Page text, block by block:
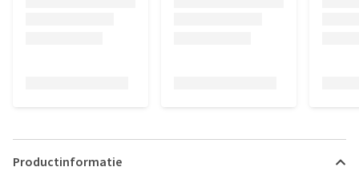
Productinformatie